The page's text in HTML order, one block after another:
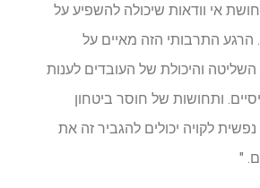
אי וודאות שיכולה להשפיע על
הרגע התרבותי הזה מאיים על
והיכולת של העובדים לענות
ותחושות של חוסר ביטחון
לקויה יכולים להגביר זה את
"